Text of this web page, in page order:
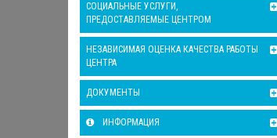
СОЦИАЛЬНЫЕ УСЛУГИ,
ПРЕДОСТАВЛЯЕМЫЕ ЦЕНТРОМ
НЕЗАВИСИМАЯ ОЦЕНКА КАЧЕСТВА РАБОТЫ
ЦЕНТРА
ДОКУМЕНТЫ
ИНФОРМАЦИЯ